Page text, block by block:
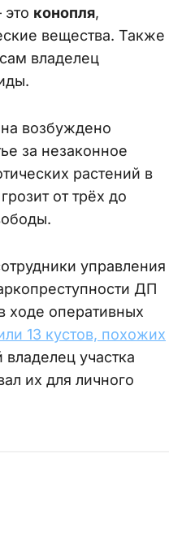
конопля,
вещества. Также
владелец
возбуждено
за незаконное
растений в
от трёх до
управления
ДП
ходе оперативных
13 кустов, похожих
владелец участка
их для личного